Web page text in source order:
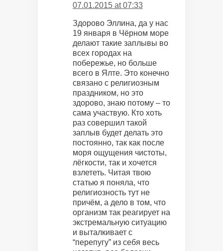
07.01.2015 at 07:33
Здорово Эллина, да у нас
19 января в Чёрном море
делают такие заплывы во
всех городах на
побережье, но больше
всего в Ялте. Это конечно
связано с религиозным
праздником, но это
здорово, знаю потому – то
сама участвую. Кто хоть
раз совершил такой
заплыв будет делать это
постоянно, так как после
моря ощущения чистоты,
лёгкости, так и хочется
взлететь. Читая твою
статью я поняла, что
религиозность тут не
причём, а дело в том, что
организм так реагирует на
экстремальную ситуацию
и выталкивает с
“перепугу” из себя весь